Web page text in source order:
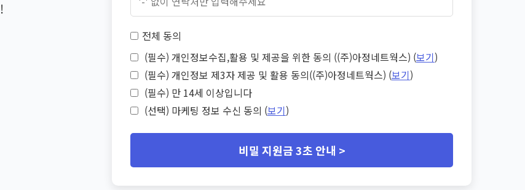
전체 동의
(필수) 개인정보수집,활용 및 제공을 위한 동의 ((주)아정네트웍스) (보기)
(필수) 개인정보 제3자 제공 및 활용 동의((주)아정네트웍스) (보기)
(필수) 만 14세 이상입니다
(선택) 마케팅 정보 수신 동의 (보기)
비밀 지원금 3초 안내 >